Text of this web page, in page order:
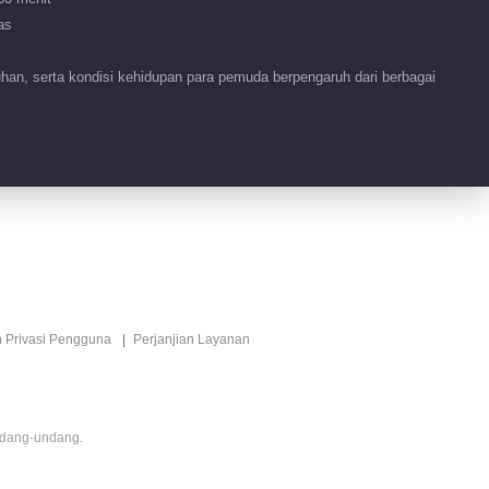
serta kondisi kehidupan para pemuda berpengaruh dari berbagai
Privasi Pengguna Perjanjian Layanan
undang.